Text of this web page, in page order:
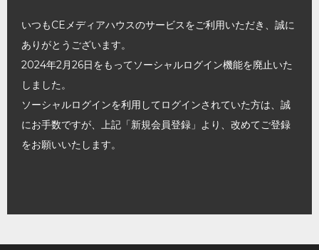
いつもCEメディアハウスのサービスをご利用いただき、誠に
ありがとうございます。
2024年2月26日をもってソーシャルログイン機能を廃止いた
しました。
ソーシャルログインを利用してログインされていた方は、誠
にお手数ですが、上記「新規会員登録」より、改めてご登録
をお願いいたします。